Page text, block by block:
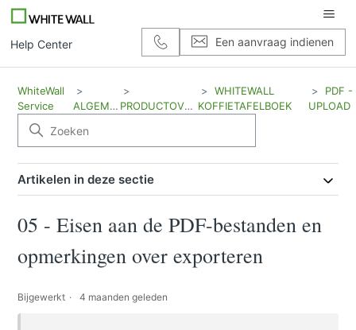
Help Center Een aanvraag indienen
WhiteWall
Service
ALGEMEEN PRODUCTOVERZICHT
WHITEWALL
KOFFIETAFELBOEK
PDF -
UPLOAD
Artikelen in deze sectie
05 - Eisen aan de PDF-bestanden en
opmerkingen over exporteren
Bijgewerkt 4 maanden geleden